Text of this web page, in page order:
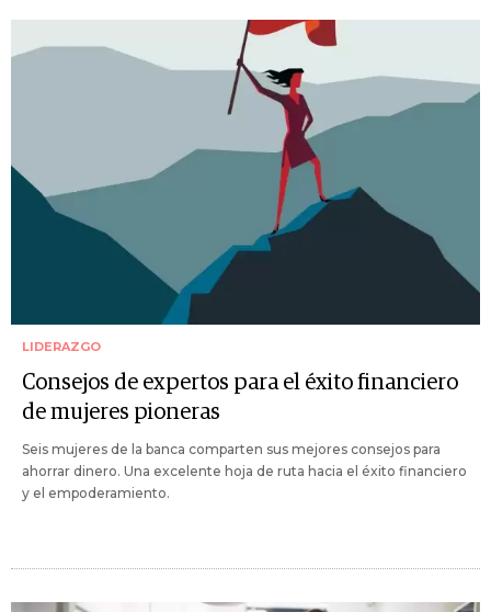
LIDERAZGO
Consejos de expertos para el éxito financiero
de mujeres pioneras
Seis mujeres de la banca comparten sus mejores consejos para
ahorrar dinero. Una excelente hoja de ruta hacia el éxito financiero
y el empoderamiento.